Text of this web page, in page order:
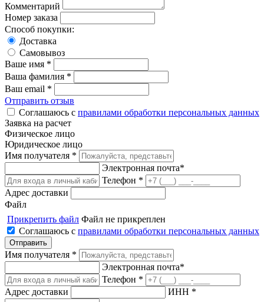
Комментарий
Номер заказа
Способ покупки:
Доставка
Самовывоз
Ваше имя *
Ваша фамилия *
Ваш email *
Отправить отзыв
Соглашаюсь с правилами обработки персональных данных
Заявка на расчет
Физическое лицо
Юридическое лицо
Имя получателя *
Электронная почта*
Телефон *
Адрес доставки
Файл
Прикрепить файл Файл не прикреплен
Соглашаюсь с правилами обработки персональных данных
Имя получателя *
Электронная почта*
Телефон *
Адрес доставки
ИНН *